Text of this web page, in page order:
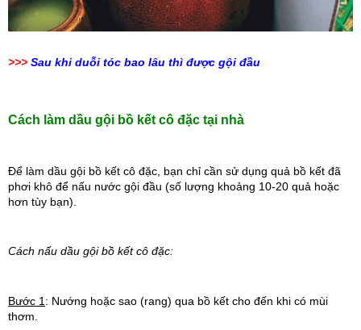
>>> Sau khi duỗi tóc bao lâu thì được gội đầu
Cách làm dầu gội bồ kết cô đặc tại nhà
Để làm dầu gội bồ kết cô đặc, bạn chỉ cần sử dụng quả bồ kết đã
phơi khô để nấu nước gội đầu (số lượng khoảng 10-20 quả hoặc
hơn tùy bạn).
Cách nấu dầu gội bồ kết cô đặc:
Bước 1 : Nướng hoặc sao (rang) qua bồ kết cho đến khi có mùi
thơm.